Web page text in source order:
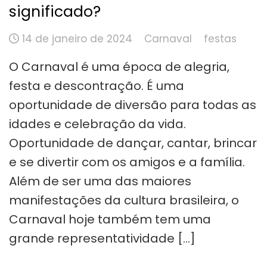
significado?
14 de janeiro de 2024 Carnaval festas
O Carnaval é uma época de alegria,
festa e descontração. É uma
oportunidade de diversão para todas as
idades e celebração da vida.
Oportunidade de dançar, cantar, brincar
e se divertir com os amigos e a família.
Além de ser uma das maiores
manifestações da cultura brasileira, o
Carnaval hoje também tem uma
grande representatividade […]